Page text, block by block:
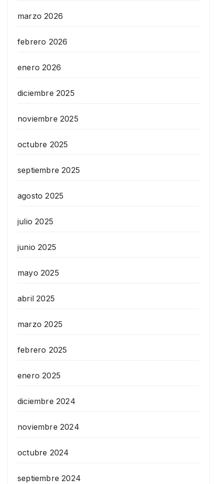
marzo 2026
febrero 2026
enero 2026
diciembre 2025
noviembre 2025
octubre 2025
septiembre 2025
agosto 2025
julio 2025
junio 2025
mayo 2025
abril 2025
marzo 2025
febrero 2025
enero 2025
diciembre 2024
noviembre 2024
octubre 2024
septiembre 2024